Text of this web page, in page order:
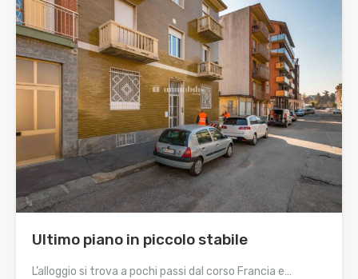
Ultimo piano in piccolo stabile
L’alloggio si trova a pochi passi dal corso Francia e…